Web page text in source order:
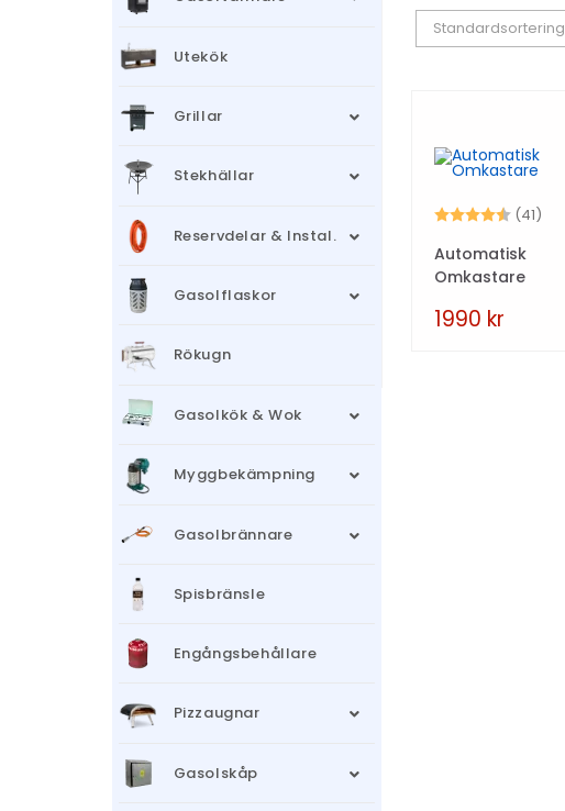
Standardsortering
Betyg: (41)
Automatisk
Omkastare
1990 kr
Utekök
Grillar
Stekhällar
Reservdelar & Instal.
Gasolflaskor
Rökugn
Gasolkök & Wok
Myggbekämpning
Gasolbrännare
Spisbränsle
Engångsbehållare
Pizzaugnar
Gasolskåp